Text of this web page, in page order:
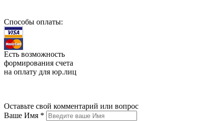
Способы оплаты:
Есть возможность
формирования счета
на оплату для юр.лиц
Оставьте свой комментарий или вопрос
Ваше Имя *